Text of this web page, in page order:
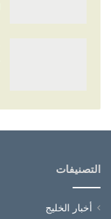
التصنيفات
أخبار الخليج